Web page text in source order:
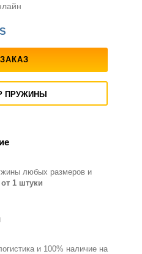
ПРУЖИНЫ
любых размеров и
от 1 штуки
и 100% наличие на